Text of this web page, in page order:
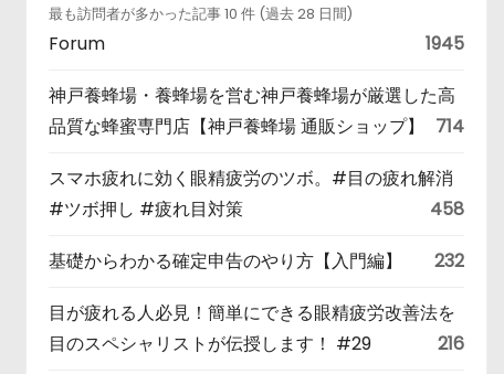
最も訪問者が多かった記事 10 件 (過去 28 日間)
Forum 1945
神戸養蜂場・養蜂場を営む神戸養蜂場が厳選した高
品質な蜂蜜専門店【神戸養蜂場 通販ショップ】
714
スマホ疲れに効く眼精疲労のツボ。#目の疲れ解消
#ツボ押し #疲れ目対策
458
基礎からわかる確定申告のやり方【入門編】 232
目が疲れる人必見！簡単にできる眼精疲労改善法を
目のスペシャリストが伝授します！ #29
216